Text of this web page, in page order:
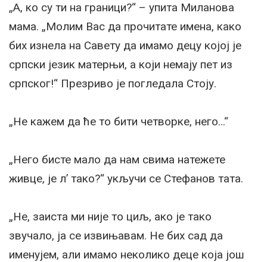
„А, ко су ти на граници?“ – упита Миланова
мама. „Молим Вас да прочитате имена, како
бих изнела на Савету да имамо децу којој је
српски језик матерњи, а који немају пет из
српског!“ Презриво је погледала Стоју.
„Не кажем да ће то бити четворке, него…“
„Него бисте мало да нам свима натежете
живце, је л’ тако?“ укључи се Стефанов тата.
„Не, заиста ми није то циљ, ако је тако
звучало, ја се извињавам. Не бих сад да
именујем, али имамо неколико деце која још